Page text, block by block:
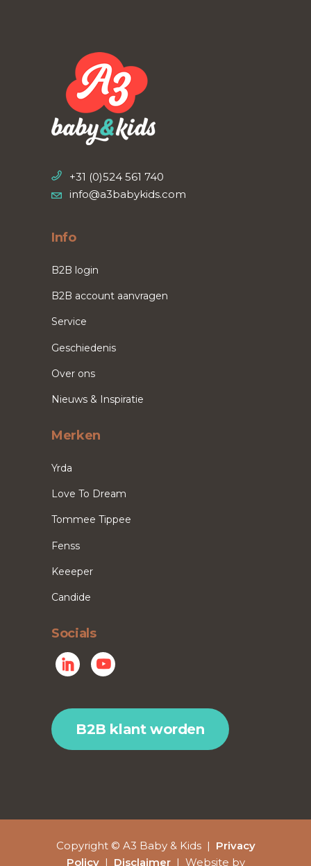
+31 (0)524 561 740
info@a3babykids.com
Info
B2B login
B2B account aanvragen
Service
Geschiedenis
Over ons
Nieuws & Inspiratie
Merken
Yrda
Love To Dream
Tommee Tippee
Fenss
Keeeper
Candide
Socials
B2B klant worden
Copyright © A3 Baby & Kids | Privacy
Policy| Disclaimer| Website by